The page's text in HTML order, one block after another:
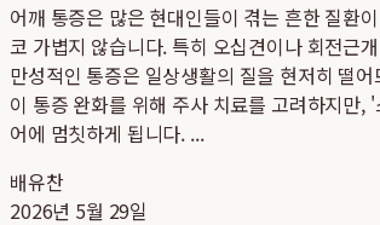
어깨 통증은 많은 현대인들이 겪는 흔한 질환
코 가볍지 않습니다. 특히 오십견이나 회전근
만성적인 통증은 일상생활의 질을 현저히 떨
이 통증 완화를 위해 주사 치료를 고려하지만,
어에 멈칫하게 됩니다. ...
배유찬
2026년 5월 29일